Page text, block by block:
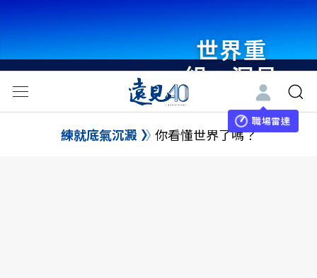
世界重
組・洞見
未來 與
世界領袖
職場雷達
練就底氣沉澱 你看懂世界了嗎？